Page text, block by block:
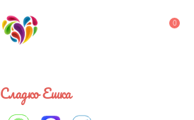
8 927 083 33 05 0
Сладко Ешка